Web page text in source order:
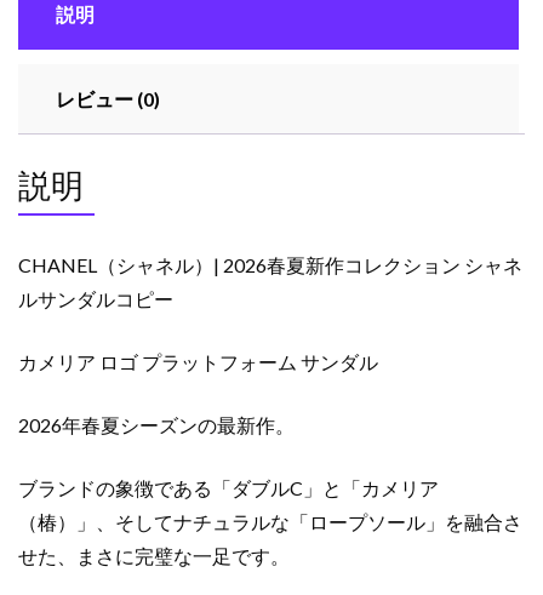
レ
ョ
シ
ャ
ル
サ
ダ
コ
ー
説明
レビュー (0)
説明
CHANEL（シャネル）| 2026春夏新作コレクション シャネ
ルサンダルコピー
カメリア ロゴ プラットフォーム サンダル
2026年春夏シーズンの最新作。
ブランドの象徴である「ダブルC」と「カメリア
（椿）」、そしてナチュラルな「ロープソール」を融合さ
せた、まさに完璧な一足です。